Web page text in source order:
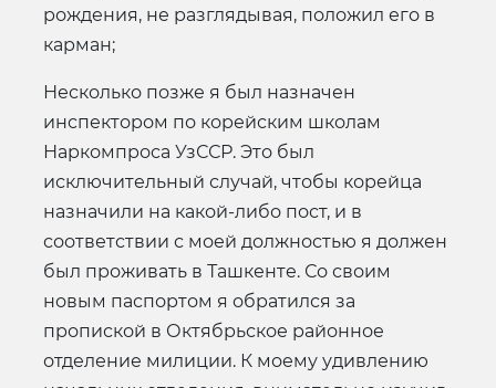
рождения, не разглядывая, положил его в
карман;
Несколько позже я был назначен
инспектором по корейским школам
Наркомпроса УзССР. Это был
исключительный случай, чтобы корейца
назначили на какой-либо пост, и в
соответствии с моей должностью я должен
был проживать в Ташкенте. Со своим
новым паспортом я обратился за
пропиской в Октябрьское районное
отделение милиции. К моему удивлению